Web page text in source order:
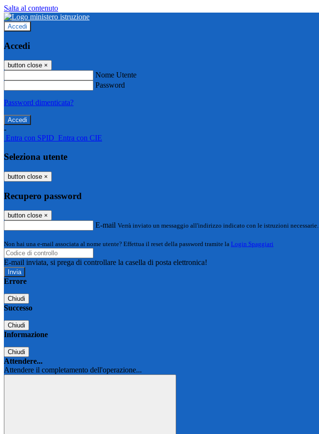
Salta al contenuto
Accedi
Accedi
button close ×
Nome Utente
Password
Password dimenticata?
-
Entra con SPID Entra con CIE
Seleziona utente
button close ×
Recupero password
button close ×
E-mail Verrà inviato un messaggio all'indirizzo indicato con le istruzioni necessarie.
Non hai una e-mail associata al nome utente? Effettua il reset della password tramite la Login Spaggiari
E-mail inviata, si prega di controllare la casella di posta elettronica!
Errore
Chiudi
Successo
Chiudi
Informazione
Chiudi
Attendere...
Attendere il completamento dell'operazione...